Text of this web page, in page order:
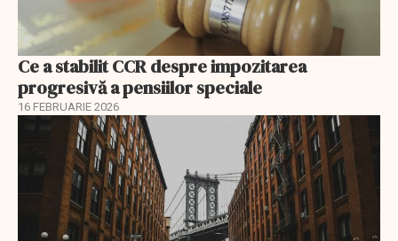
Ce a stabilit CCR despre impozitarea
progresivă a pensiilor speciale
16 FEBRUARIE 2026